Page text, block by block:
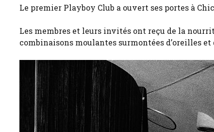
Le premier Playboy Club a ouvert ses portes à
Les membres et leurs invités ont reçu de la
combinaisons moulantes surmontées d’oreilles et